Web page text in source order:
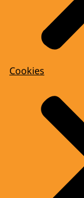
Cookies